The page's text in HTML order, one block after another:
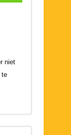
niet
te